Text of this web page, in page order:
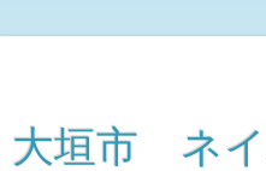
大垣市 ネ